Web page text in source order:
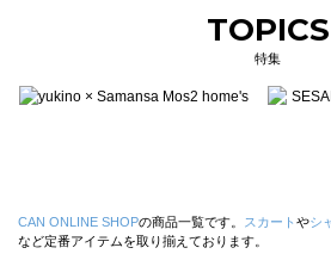
TOPICS
特集
CAN ONLINE SHOPの商品一覧です。 スカート やシ
など定番アイテムを取り揃えております。